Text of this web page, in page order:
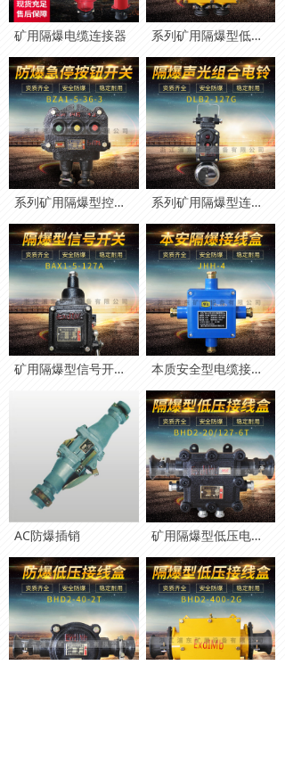
矿用隔爆电缆连接器 系列矿用隔爆型低压电缆接线盒
系列矿用隔爆型控制按钮 系列矿用隔爆型连击电铃、声光组合电铃
矿用隔爆型信号开关（打点器、拉点器） 本质安全型电缆接线盒JHH系列
AC防爆插销 矿用隔爆型低压电缆接线盒